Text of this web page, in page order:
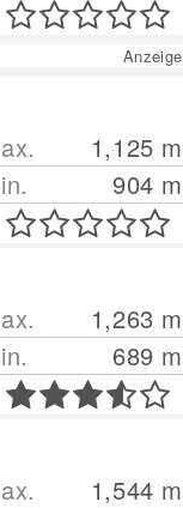
Anzeige
1,125 m
904 m
1,263 m
689 m
1,544 m